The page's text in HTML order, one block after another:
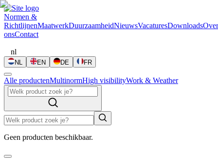
Normen &
RichtlijnenMaatwerkDuurzaamheidNieuwsVacaturesDownloadsOver
onsContact
nl
NL EN DE FR
Alle productenMultinormHigh visibilityWork & Weather
Geen producten beschikbaar.